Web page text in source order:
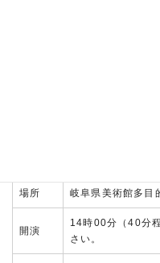
場所 岐阜県美術館多目
開演
14時00分（40分
さい。